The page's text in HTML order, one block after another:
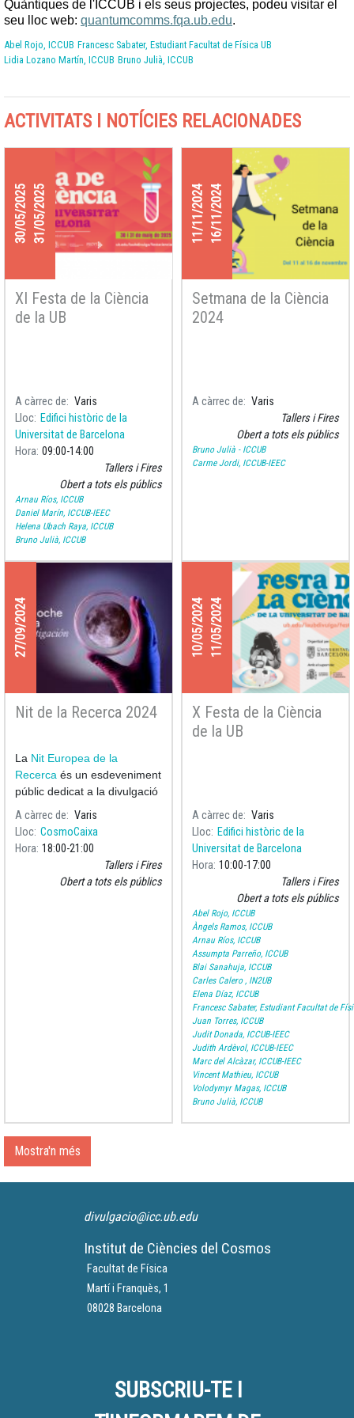
Quàntiques de l'ICCUB i els seus projectes, podeu visitar el
seu lloc web: quantumcomms.fqa.ub.edu.
Abel Rojo, ICCUB Francesc Sabater, Estudiant Facultat de Física UB
Lidia Lozano Martín, ICCUB Bruno Julià, ICCUB
ACTIVITATS I NOTÍCIES RELACIONADES
30/05/202531/05/2025
XI Festa de la Ciència
de la UB
A càrrec de
Varis
Lloc Edifici històric de la
Universitat de Barcelona
Hora 09:00 14:00
Tallers i Fires
Obert a tots els públics
Arnau Ríos, ICCUB
Daniel Marín, ICCUB-IEEC
Helena Ubach Raya, ICCUB
Bruno Julià, ICCUB
11/11/202416/11/2024
Setmana de la Ciència
2024
A càrrec de
Varis
Tallers i Fires
Obert a tots els públics
Bruno Julià - ICCUB
Carme Jordi, ICCUB-IEEC
27/09/2024
Nit de la Recerca 2024
La Nit Europea de la
Recerca és un esdeveniment
públic dedicat a la divulgació
de la ciència.
A càrrec de
Varis
Lloc CosmoCaixa
Hora 18:00 21:00
Tallers i Fires
Obert a tots els públics
10/05/202411/05/2024
X Festa de la Ciència
de la UB
A càrrec de
Varis
Lloc Edifici històric de la
Universitat de Barcelona
Hora 10:00 17:00
Tallers i Fires
Obert a tots els públics
Abel Rojo, ICCUB
Àngels Ramos, ICCUB
Arnau Ríos, ICCUB
Assumpta Parreño, ICCUB
Blai Sanahuja, ICCUB
Carles Calero , IN2UB
Elena Díaz, ICCUB
Francesc Sabater, Estudiant Facultat de
Juan Torres, ICCUB
Judit Donada, ICCUB-IEEC
Judith Ardèvol, ICCUB-IEEC
Marc del Alcàzar, ICCUB-IEEC
Vincent Mathieu, ICCUB
Volodymyr Magas, ICCUB
Bruno Julià, ICCUB
Mostra'n més
divulgacio@icc.ub.edu
Institut de Ciències del Cosmos
Facultat de Física
Martí i Franquès, 1
08028 Barcelona
SUBSCRIU-TE I